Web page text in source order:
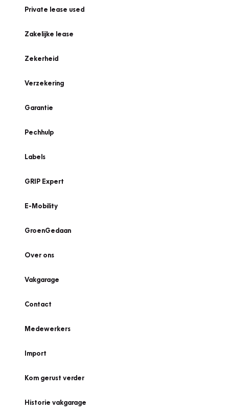
Private lease used
Zakelijke lease
Zekerheid
Verzekering
Garantie
Pechhulp
Labels
GRIP Expert
E-Mobility
GroenGedaan
Over ons
Vakgarage
Contact
Medewerkers
Import
Kom gerust verder
Historie vakgarage